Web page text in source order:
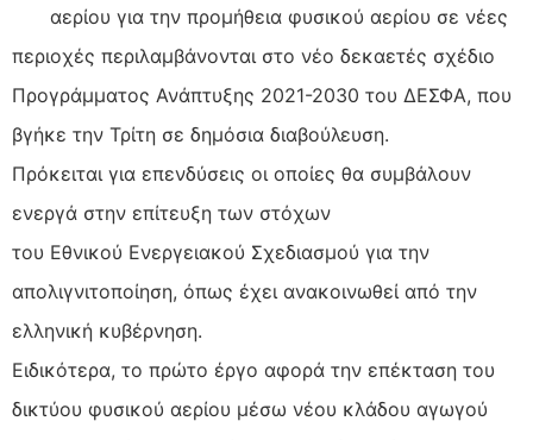
αερίου για την προμήθεια φυσικού αερίου σε νέες
περιοχές περιλαμβάνονται στο νέο δεκαετές σχέδιο
Προγράμματος Ανάπτυξης 2021-2030 του ΔΕΣΦΑ, που
βγήκε την Τρίτη σε δημόσια διαβούλευση.
Πρόκειται για επενδύσεις οι οποίες θα συμβάλουν
ενεργά στην επίτευξη των στόχων
του Εθνικού Ενεργειακού Σχεδιασμού για την
απολιγνιτοποίηση, όπως έχει ανακοινωθεί από την
ελληνική κυβέρνηση.
Ειδικότερα, το πρώτο έργο αφορά την επέκταση του
δικτύου φυσικού αερίου μέσω νέου κλάδου αγωγού